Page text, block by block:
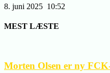
8. juni 2025 10:52
MEST LÆSTE
Morten Olsen er ny